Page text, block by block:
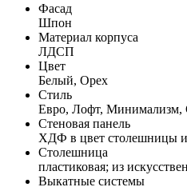
Фасад
Шпон
Материал корпуса
ЛДСП
Цвет
Белый, Орех
Стиль
Евро, Лофт, Минимализм,
Стеновая панель
ХДФ в цвет столешницы
Столешница
пластиковая; из
Выкатные системы